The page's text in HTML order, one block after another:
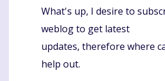
Komentaras
What's up, I desire to
weblog to get latest
updates, therefore where
help out.